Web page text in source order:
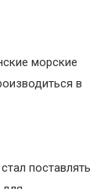
морские
в
поставлять